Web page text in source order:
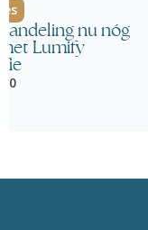
nu nóg
Lumify